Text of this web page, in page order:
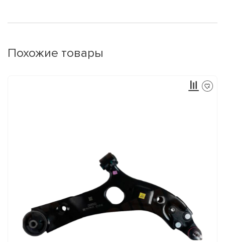
Похожие товары